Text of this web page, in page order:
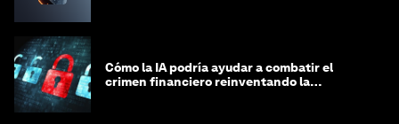
Cómo la IA podría ayudar a combatir el
crimen financiero reinventando la